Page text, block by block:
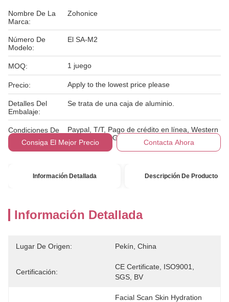
Nombre De La
Marca:
Zohonice
Número De
Modelo:
El SA-M2
MOQ: 1 juego
Precio: Apply to the lowest price please
Detalles Del
Embalaje:
Se trata de una caja de aluminio.
Condiciones De
Pago:
Paypal, T/T, Pago de crédito en línea, Western
Union, MoneyGram
Consiga El Mejor Precio Contacta Ahora
Información Detallada Descripción De Producto
Información Detallada
Lugar De Origen: Pekín, China
Certificación:
CE Certificate, ISO9001,
SGS, BV
Facial Scan Skin Hydration